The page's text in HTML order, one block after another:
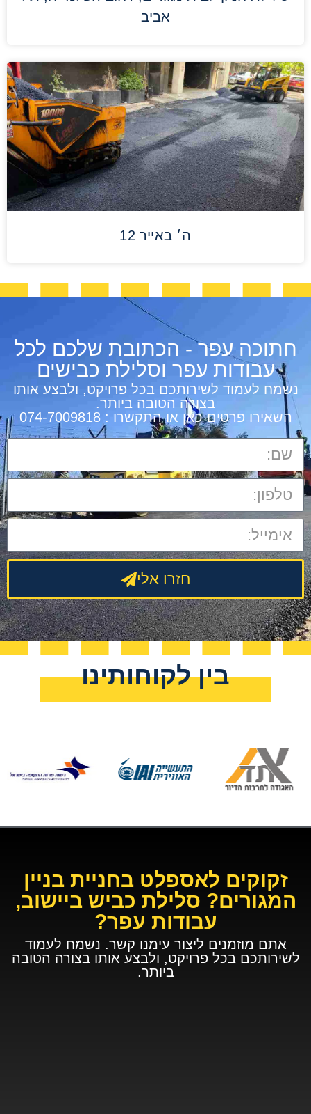
אביב
ה׳ באייר 12
חתוכה עפר - הכתובת שלכם לכל
עבודות עפר וסלילת כבישים
נשמח לעמוד לשירותכם בכל פרויקט, ולבצע אותו
בצורה הטובה ביותר.
השאירו פרטים כאן או התקשרו : 074-7009818
חזרו אלי
בין לקוחותינו
זקוקים לאספלט בחניית בניין
המגורים? סלילת כביש ביישוב,
עבודות עפר?
אתם מוזמנים ליצור עימנו קשר. נשמח לעמוד
לשירותכם בכל פרויקט, ולבצע אותו בצורה הטובה
ביותר.